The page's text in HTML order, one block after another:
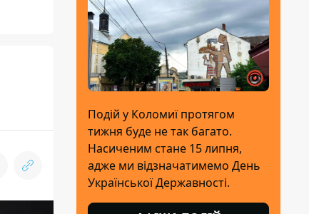
Подій у Коломиї протягом
тижня буде не так багато.
Насиченим стане 15 липня,
адже ми відзначатимемо День
Української Державності.